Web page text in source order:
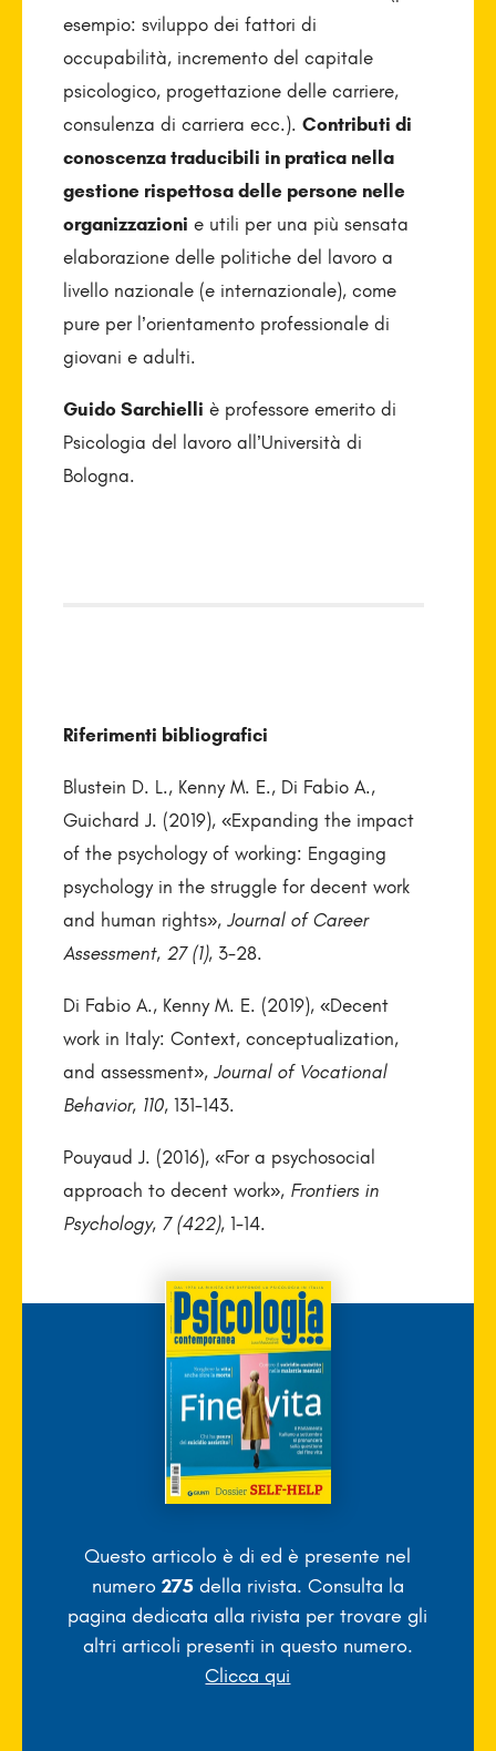
esempio: sviluppo dei fattori di
occupabilità, incremento del capitale
psicologico, progettazione delle carriere,
consulenza di carriera ecc.). Contributi di
conoscenza traducibili in pratica nella
gestione rispettosa delle persone nelle
organizzazioni e utili per una più sensata
elaborazione delle politiche del lavoro a
livello nazionale (e internazionale), come
pure per l’orientamento professionale di
giovani e adulti.
Guido Sarchielli è professore emerito di
Psicologia del lavoro all’Università di
Bologna.
Riferimenti bibliografici
Blustein D. L., Kenny M. E., Di Fabio A.,
Guichard J. (2019), «Expanding the impact
of the psychology of working: Engaging
psychology in the struggle for decent work
and human rights», Journal of Career
Assessment,27 (1), 3-28.
Di Fabio A., Kenny M. E. (2019), «Decent
work in Italy: Context, conceptualization,
and assessment», Journal of Vocational
Behavior,110, 131-143.
Pouyaud J. (2016), «For a psychosocial
approach to decent work», Frontiers in
Psychology,7 (422), 1-14.
Questo articolo è died è presente nel
numero 275della rivista. Consulta la
pagina dedicata alla rivista per trovare gli
altri articoli presenti in questo numero.
Clicca qui